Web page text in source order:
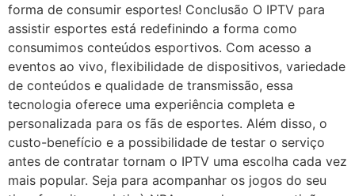
forma de consumir esportes! Conclusão O IPTV para
assistir esportes está redefinindo a forma como
consumimos conteúdos esportivos. Com acesso a
eventos ao vivo, flexibilidade de dispositivos, variedade
de conteúdos e qualidade de transmissão, essa
tecnologia oferece uma experiência completa e
personalizada para os fãs de esportes. Além disso, o
custo-benefício e a possibilidade de testar o serviço
antes de contratar tornam o IPTV uma escolha cada vez
mais popular. Seja para acompanhar os jogos do seu